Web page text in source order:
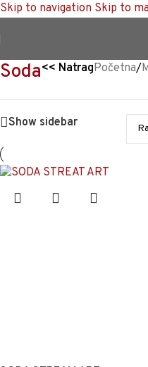
Skip to navigation Skip to
Soda<< NatragPočetna/
Show sidebar